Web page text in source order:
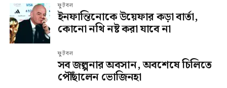
ফুটবল
ইনফান্তিনোকে উয়েফার কড়া বার্তা,
কোনো নথি নষ্ট করা যাবে না
ফুটবল
সব জল্পনার অবসান, অবশেষে চিলিতে
পৌঁছালেন ভোজিনহা